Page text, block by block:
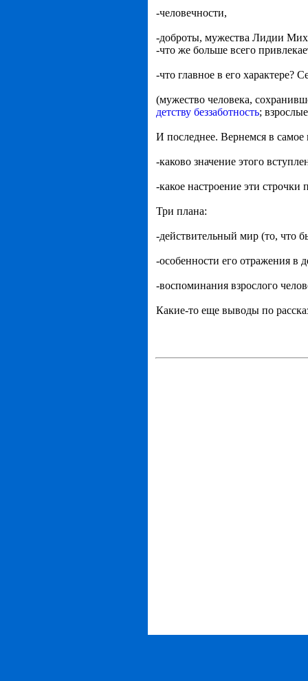
-человечности,
-доброты, мужества Лидии
-что же больше всего
-что главное в его характере?
(мужество человека,
детству беззаботность;
И последнее. Вернемся в самое
-каково значение этого
-какое настроение эти строчки
Три плана:
-действительный мир (то, что
-особенности его отражения в
-воспоминания взрослого
Какие-то еще выводы по